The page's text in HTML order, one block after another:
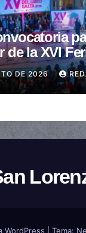
de la XVI
DE 2026
WordPress Tema: